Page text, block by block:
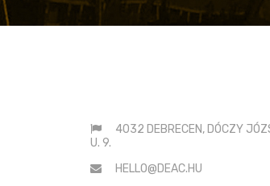
4032 DEBRECEN, DÓCZY
U. 9.
HELLO@DEAC.HU